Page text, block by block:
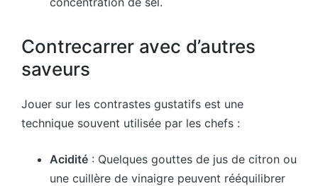
Contrecarrer avec d’autres
saveurs
Jouer sur les contrastes gustatifs est une
technique souvent utilisée par les chefs :
Acidité : Quelques gouttes de jus de citron ou
une cuillère de vinaigre peuvent rééquilibrer